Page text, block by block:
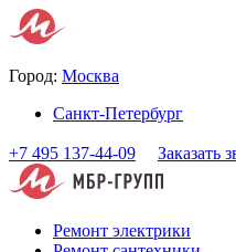
Город: Москва
Санкт-Петербург
+7 495 137-44-09 Заказать
Ремонт электрики